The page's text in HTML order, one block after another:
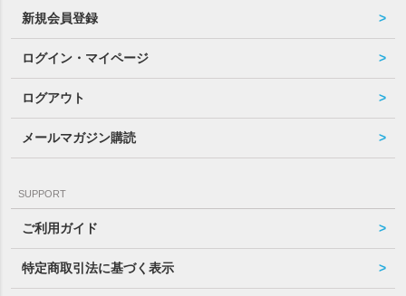
新規会員登録
ログイン・マイページ
ログアウト
メールマガジン購読
SUPPORT
ご利用ガイド
特定商取引法に基づく表示